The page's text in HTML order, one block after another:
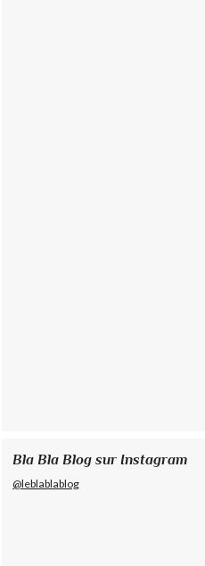
Bla Bla Blog sur Instagram
@leblablablog